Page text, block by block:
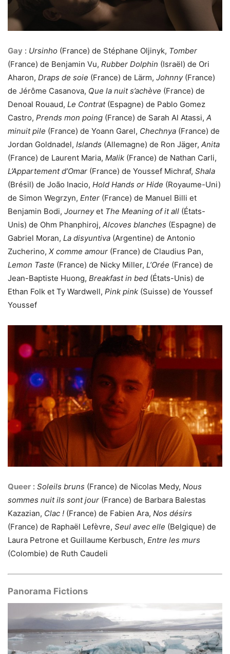
Gay : Ursinho (France) de Stéphane Oljinyk, Tomber
(France) de Benjamin Vu, Rubber Dolphin (Israël) de Ori
Aharon, Draps de soie (France) de Lärm, Johnny(France)
de Jérôme Casanova, Que la nuit s’achève (France) de
Denoal Rouaud, Le Contrat(Espagne) de Pablo Gomez
Castro, Prends mon poing (France) de Sarah Al Atassi, A
minuit pile (France) de Yoann Garel, Chechnya (France) de
Jordan Goldnadel, Islands (Allemagne) de Ron Jäger, Anita
(France) de Laurent Maria, Malik (France) de Nathan Carli,
L’Appartement d’Omar (France) de Youssef Michraf, Shala
(Brésil) de João Inacio, Hold Hands or Hide (Royaume-Uni)
de Simon Wegrzyn, Enter (France) de Manuel Billi et
Benjamin Bodi, Journeyet The Meaning of it all (États-
Unis) de Ohm Phanphiroj, Alcoves blanches (Espagne) de
Gabriel Moran, La disyuntiva (Argentine) de Antonio
Zucherino, X comme amour (France) de Claudius Pan,
Lemon Taste (France) de Nicky Miller, L’Orée (France) de
Jean-Baptiste Huong, Breakfast in bed (États-Unis) de
Ethan Folk et Ty Wardwell, Pink pink (Suisse) de Youssef
Youssef
Queer : Soleils bruns (France) de Nicolas Medy, Nous
sommes nuit ils sont jour (France) de Barbara Balestas
Kazazian, Clac ! (France) de Fabien Ara, Nos désirs
(France) de Raphaël Lefèvre, Seul avec elle (Belgique) de
Laura Petrone et Guillaume Kerbusch, Entre les murs
(Colombie) de Ruth Caudeli
Panorama Fictions